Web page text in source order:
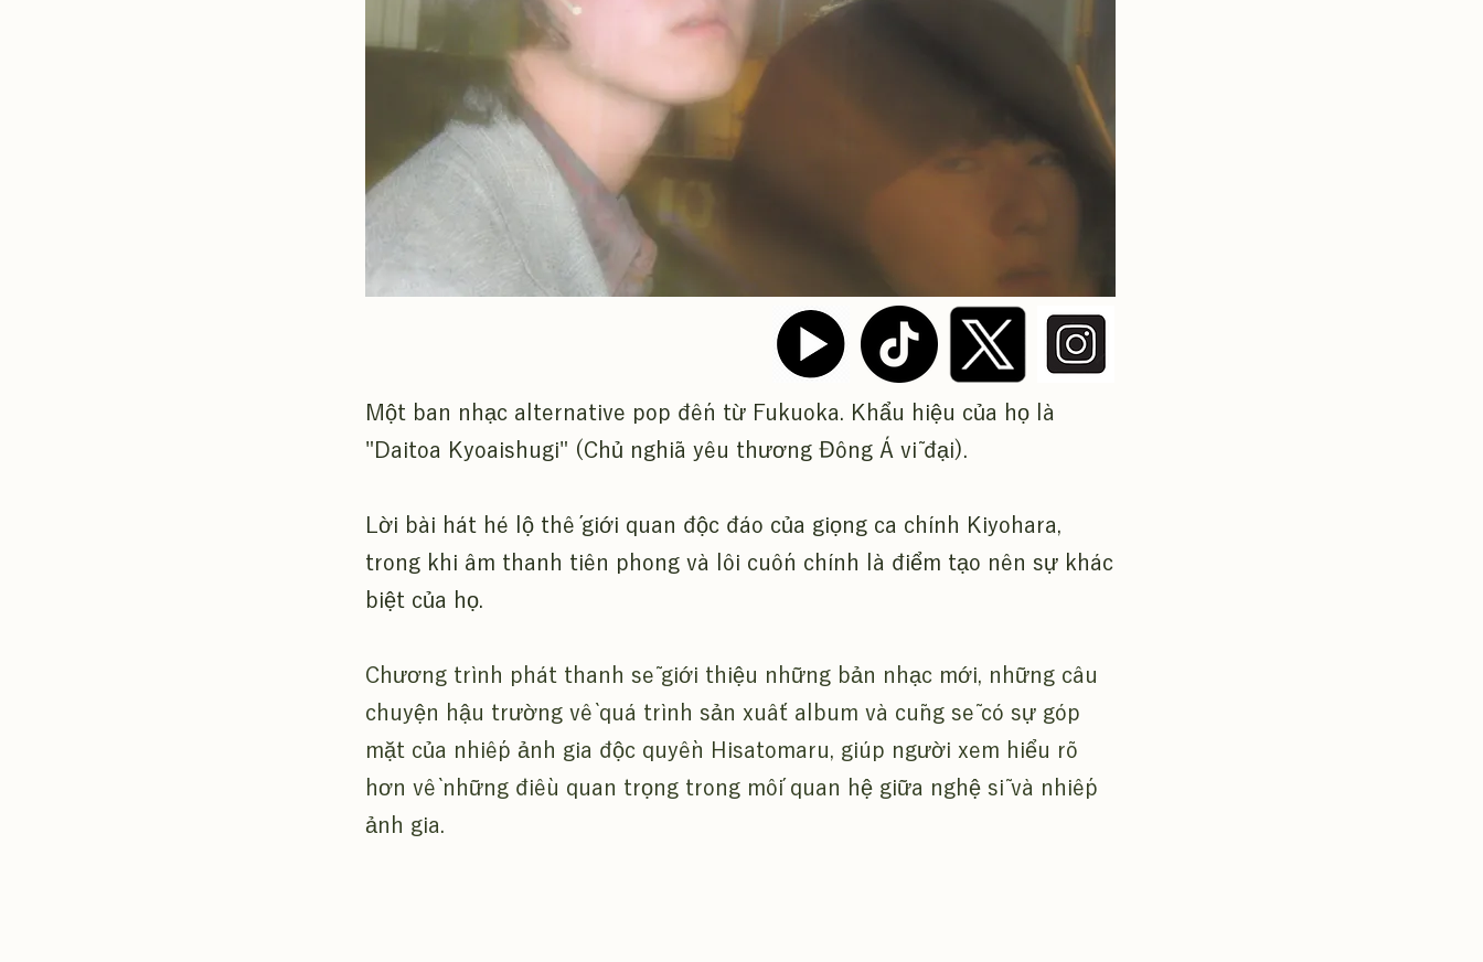
Một ban nhạc alternative pop đến từ Fukuoka. Khẩu hiệu của họ là
"Daitoa Kyoaishugi" (Chủ nghĩa yêu thương Đông Á vĩ đại).
Lời bài hát hé lộ thế giới quan độc đáo của giọng ca chính Kiyohara,
trong khi âm thanh tiên phong và lôi cuốn chính là điểm tạo nên sự khác
biệt của họ.
Chương trình phát thanh sẽ giới thiệu những bản nhạc mới, những câu
chuyện hậu trường về quá trình sản xuất album và cũng sẽ có sự góp
mặt của nhiếp ảnh gia độc quyền Hisatomaru, giúp người xem hiểu rõ
hơn về những điều quan trọng trong mối quan hệ giữa nghệ sĩ và nhiếp
ảnh gia.